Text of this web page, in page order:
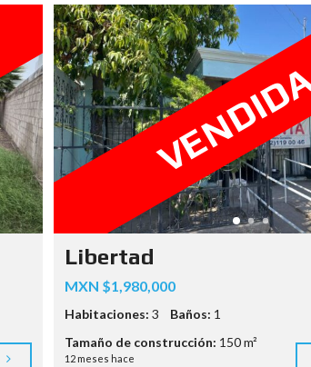
Libertad
MXN $1,980,000
Habitaciones: 3 Baños: 1
Tamaño de construcción: 150 m²
12 meses hace